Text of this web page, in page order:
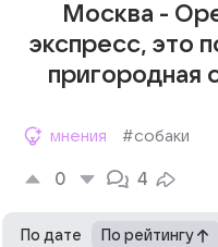
Москва -
экспресс, это
пригородная
мнения #собаки
0 4
По дате По рейтингу